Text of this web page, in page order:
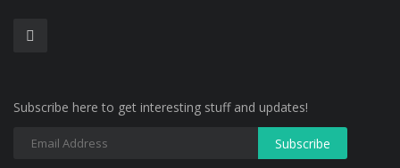
Subscribe here to get interesting stuff and updates!